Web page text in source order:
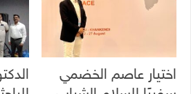
اختيار عاصم الخضمي